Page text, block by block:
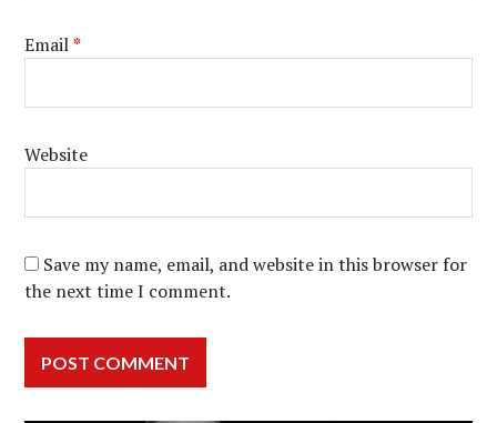
Email*
Website
Save my name, email, and website in this browser for
the next time I comment.